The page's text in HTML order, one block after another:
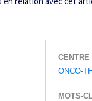
CENTRE
ONCO-
MOTS-